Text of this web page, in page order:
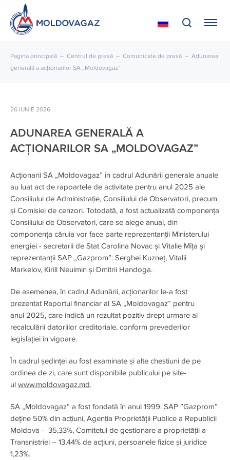
Pagina principală – Centrul de presă – Comunicate de presă – Adunarea
generală a acționarilor SA „Moldovagaz”
26 IUNIE 2026
ADUNAREA GENERALĂ A
ACȚIONARILOR SA „MOLDOVAGAZ”
Acționarii SA „Moldovagaz” în cadrul Adunării generale anuale
au luat act de rapoartele de activitate pentru anul 2025 ale
Consiliului de Administrație, Consiliului de Observatori, precum
și Comisiei de cenzori. Totodată, a fost actualizată componența
Consiliului de Observatori, care se alege anual, din
componența căruia vor face parte reprezentanții Ministerului
energiei - secretarii de Stat Carolina Novac și Vitalie Mîța și
reprezentanții SAP „Gazprom”: Serghei Kuzneț, Vitalii
Markelov, Kirill Neuimin și Dmitrii Handoga.
De asemenea, în cadrul Adunării, acționarilor le-a fost
prezentat Raportul financiar al SA „Moldovagaz” pentru
anul 2025, care indică un rezultat pozitiv drept urmare al
recalculării datoriilor creditoriale, conform prevederilor
legislației în vigoare.
În cadrul ședinței au fost examinate și alte chestiuni de pe
ordinea de zi, care sunt disponibile publicului pe site-
ul www.moldovagaz.md.
SA „Moldovagaz” a fost fondată în anul 1999. SAP ”Gazprom”
deține 50% din acțiuni, Agenția Proprietății Publice a Republicii
Moldova - 35,33%, Comitetul de gestionare a proprietății a
Transnistriei – 13,44% de acțiuni, persoanele fizice și juridice
1,23%.